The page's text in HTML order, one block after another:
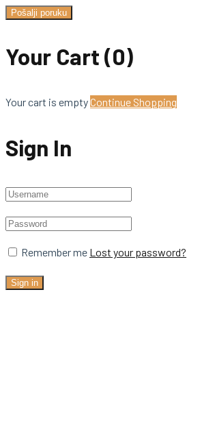
Pošalji poruku
Your Cart (0)
Your cart is emptyContinue Shopping
Sign In
Remember me Lost your password?
Sign in